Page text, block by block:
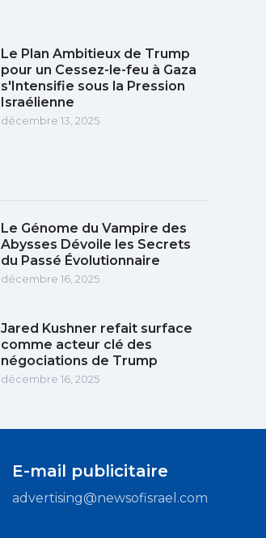
Le Plan Ambitieux de Trump
pour un Cessez-le-feu à Gaza
s'Intensifie sous la Pression
Israélienne
décembre 13, 2025
Le Génome du Vampire des
Abysses Dévoile les Secrets
du Passé Évolutionnaire
décembre 16, 2025
Jared Kushner refait surface
comme acteur clé des
négociations de Trump
décembre 16, 2025
E-mail publicitaire
advertising@newsofisrael.com